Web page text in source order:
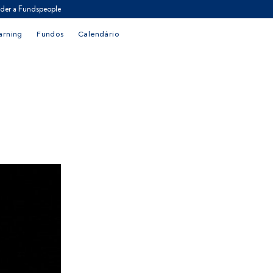
a Fundspeople
Fundos Calendário